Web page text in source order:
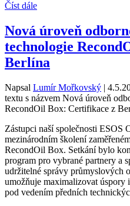
Číst dále
Nová úroveň
technologie
Berlína
Napsal Lumír Mořkovský |
textu s názvem Nová úroveň
RecondOil Box: Certifikace z
Zástupci naší společnosti ESOS
mezinárodním školení
RecondOil Box. Setkání bylo
program pro vybrané partnery a
udržitelné správy průmyslových
umožňuje maximalizovat
pod vedením předních